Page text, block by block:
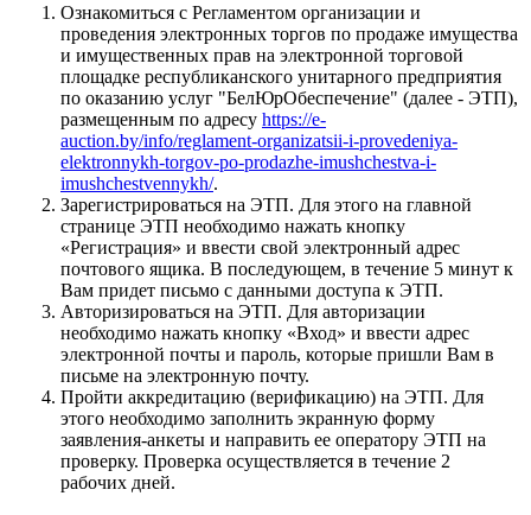
Ознакомиться с Регламентом организации и
проведения электронных торгов по продаже имущества
и имущественных прав на электронной торговой
площадке республиканского унитарного предприятия
по оказанию услуг "БелЮрОбеспечение" (далее - ЭТП),
размещенным по адресу https://e-
auction.by/info/reglament-organizatsii-i-provedeniya-
elektronnykh-torgov-po-prodazhe-imushchestva-i-
imushchestvennykh/.
Зарегистрироваться на ЭТП. Для этого на главной
странице ЭТП необходимо нажать кнопку
«Регистрация» и ввести свой электронный адрес
почтового ящика. В последующем, в течение 5 минут к
Вам придет письмо с данными доступа к ЭТП.
Авторизироваться на ЭТП. Для авторизации
необходимо нажать кнопку «Вход» и ввести адрес
электронной почты и пароль, которые пришли Вам в
письме на электронную почту.
Пройти аккредитацию (верификацию) на ЭТП. Для
этого необходимо заполнить экранную форму
заявления-анкеты и направить ее оператору ЭТП на
проверку. Проверка осуществляется в течение 2
рабочих дней.